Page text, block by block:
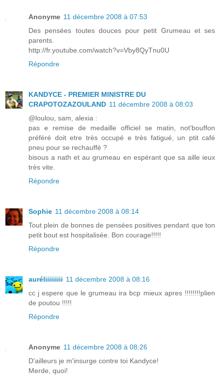
Anonyme 11 décembre 2008 à 07:53
Des pensées toutes douces pour petit Grumeau et ses
parents.
http://fr.youtube.com/watch?v=Vby8QyTnu0U
Répondre
KANDYCE - PREMIER MINISTRE DU
CRAPOTOZAZOULAND 11 décembre 2008 à 08:03
@loulou, sam, alexia :
pas e remise de medaille officiel se matin, not'bouffon
préféré doit etre très occupé e très fatigué, un ptit café
pneu pour se rechauffé ?
bisous a nath et au grumeau en espérant que sa aille ieux
très vite.
Répondre
Sophie 11 décembre 2008 à 08:14
Tout plein de bonnes de pensées positives pendant que ton
petit bout est hospitalisée. Bon courage!!!!!
Répondre
auréliiiiiiiii 11 décembre 2008 à 08:16
cc j espere que le grumeau ira bcp mieux apres !!!!!!!!plien
de poutou !!!!!
Répondre
Anonyme 11 décembre 2008 à 08:26
D'ailleurs je m'insurge contre toi Kandyce!
Merde, quoi!